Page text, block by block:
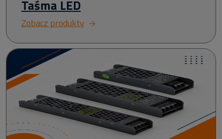
Taśma LED
Zobacz produkty